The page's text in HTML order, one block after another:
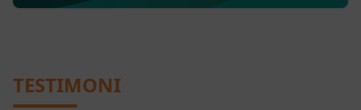
TESTIMONI